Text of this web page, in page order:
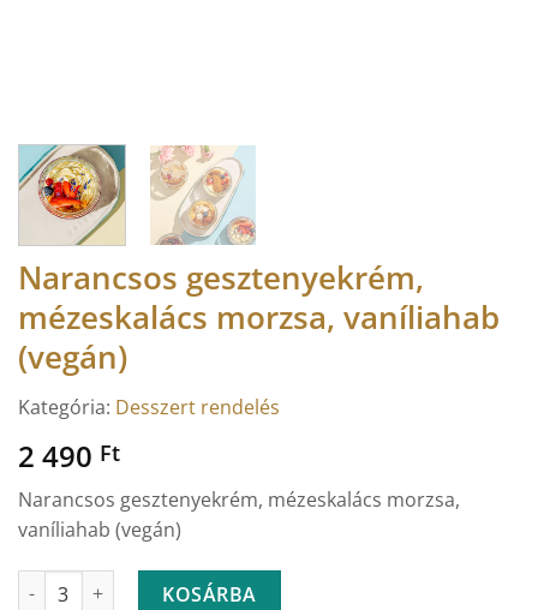
Narancsos gesztenyekrém,
mézeskalács morzsa, vaníliahab
(vegán)
Kategória: Desszert rendelés
2 490 Ft
Narancsos gesztenyekrém, mézeskalács morzsa,
vaníliahab (vegán)
Narancsos gesztenyekrém, mézeskalács morzsa, vaníliahab
KOSÁRBA